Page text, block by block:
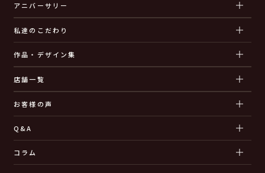
アニバーサリー
私達のこだわり
作品・デザイン集
店舗一覧
お客様の声
Q&A
コラム